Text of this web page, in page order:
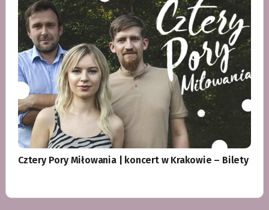
Cztery Pory Miłowania | koncert w Krakowie – Bilety